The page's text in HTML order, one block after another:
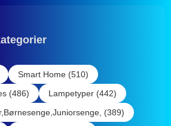
Smart Home (510)
(486)
Lampetyper (442)
(389)